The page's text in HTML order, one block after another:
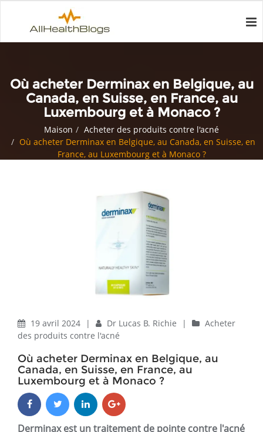
Où acheter Derminax en Belgique, au
Canada, en Suisse, en France, au
Luxembourg et à Monaco ?
Maison
Acheter des produits contre l'acné
Où acheter Derminax en Belgique, au Canada, en Suisse, en
France, au Luxembourg et à Monaco ?
19 avril 2024 | Dr Lucas B. Richie |
Acheter
des produits contre l'acné
Où acheter Derminax en Belgique, au
Canada, en Suisse, en France, au
Luxembourg et à Monaco ?
Derminax est un traitement de pointe contre l'acné